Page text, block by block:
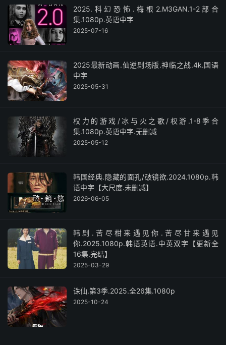
2025.科幻恐怖.梅根2.M3GAN.1-2部合
集.1080p.英语中字
2025-07-16
2025最新动画.仙逆剧场版.神临之战.4k.国语
中字
2025-05-31
权力的游戏/冰与火之歌/权游.1-8季合
集.1080p.英语中字.无删减
2025-05-12
韩国经典.隐藏的面孔/破镜欲.2024.1080p.韩
语中字【大尺度.未删减】
2026-06-05
韩剧.苦尽柑来遇见你.苦尽甘来遇见
你.2025.1080p.韩语英语.中英双字【更新全
16集.完结】
2025-03-29
诛仙.第3季.2025.全26集.1080p
2025-10-24